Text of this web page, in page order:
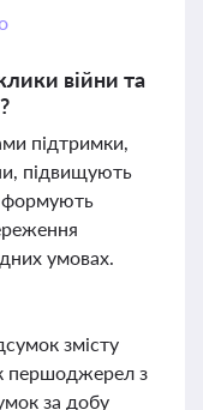
війни та
підтримки,
підвищують
формують
умовах.
змісту
першоджерел з
за добу